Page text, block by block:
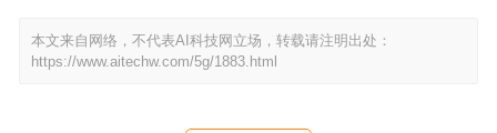
本文来自网络，不代表AI科技网立场，转载请注明出处：
https://www.aitechw.com/5g/1883.html